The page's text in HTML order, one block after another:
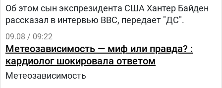
Об этом сын экспрезидента США Хантер Байден
рассказал в интервью BBC, передает "ДС".
09.08 / 09:22
Метеозависимость — миф или правда? :
кардиолог шокировала ответом
Метеозависимость